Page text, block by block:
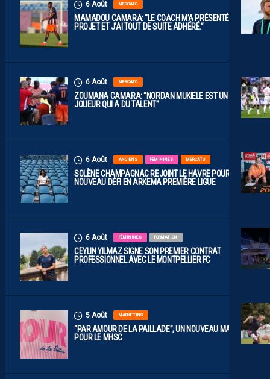
6 Août MERCATO
MAMADOU CAMARA: “LE COACH M’A PRÉSENTÉ LE
PROJET ET J’AI TOUT DE SUITE ADHÉRÉ.”
6 Août MERCATO
ZOUMANA CAMARA: “NORDAN MUKIELE EST UN
JOUEUR QUI A DU TALENT”
6 Août ANCIENS FÉMININES MERCATO
SOLÈNE CHAMPAGNAC REJOINT LE HAVRE POUR UN
NOUVEAU DÉFI EN ARKEMA PREMIÈRE LIGUE
6 Août FÉMININES FORMATION
CEYLIN YILMAZ SIGNE SON PREMIER CONTRAT
PROFESSIONNEL AVEC LE MONTPELLIER FC
5 Août MARKETING
“PAR AMOUR DE LA PAILLADE”, UN NOUVEAU MAILLOT
POUR LE MHSC